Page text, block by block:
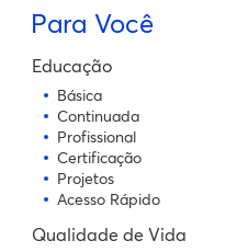
RJ - RIO DE JANEIRO
Para Você
Educação
Básica
Continuada
Profissional
Certificação
Projetos
Acesso Rápido
Qualidade de Vida